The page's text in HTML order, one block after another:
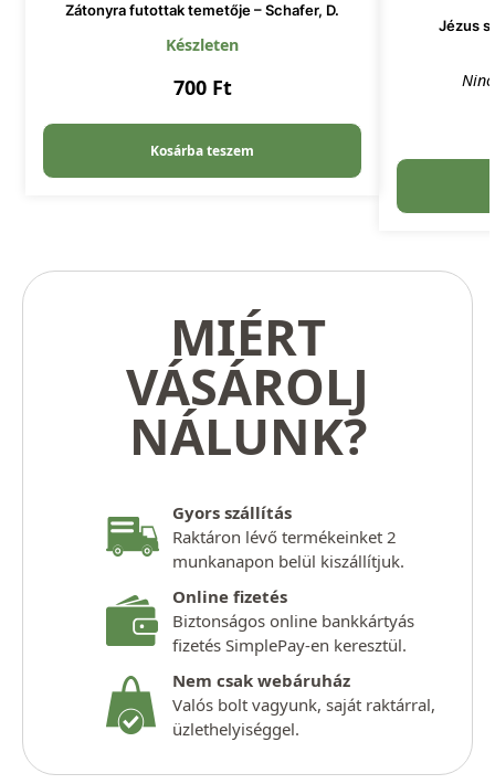
Zátonyra futottak temetője – Schafer, D.
Készleten
700 Ft
Kosárba teszem
Jézus
MIÉRT
VÁSÁROLJ
NÁLUNK?
Gyors szállítás
Raktáron lévő termékeinket 2
munkanapon belül kiszállítjuk.
Online fizetés
Biztonságos online bankkártyás
fizetés SimplePay-en keresztül.
Nem csak webáruház
Valós bolt vagyunk, saját raktárral,
üzlethelyiséggel.